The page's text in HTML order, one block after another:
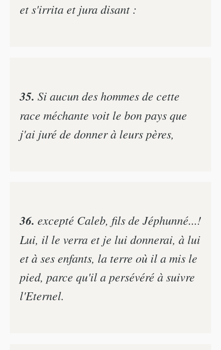
et s'irrita et jura disant :
35. Si aucun des hommes de cette
race méchante voit le bon pays que
j'ai juré de donner à leurs pères,
36. excepté Caleb, fils de Jéphunné...!
Lui, il le verra et je lui donnerai, à lui
et à ses enfants, la terre où il a mis le
pied, parce qu'il a persévéré à suivre
l'Eternel.